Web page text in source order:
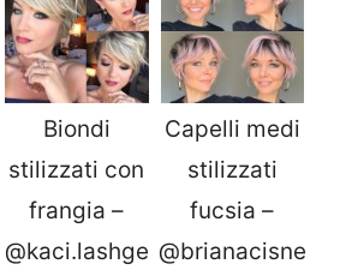
Biondi
stilizzati con
frangia –
@kaci.lashge
Capelli medi
stilizzati
fucsia –
@brianacisne